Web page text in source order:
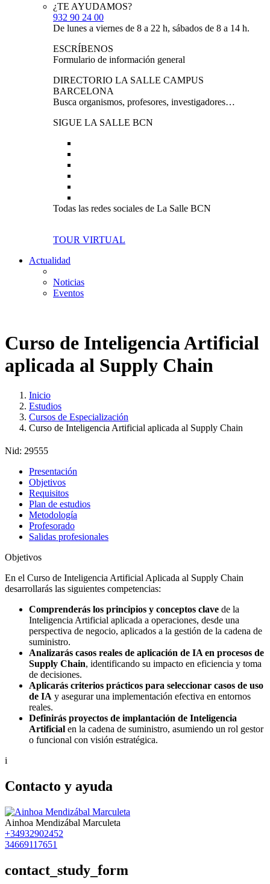
¿TE AYUDAMOS?
932 90 24 00
De lunes a viernes de 8 a 22 h, sábados de 8 a 14 h.
ESCRÍBENOS
Formulario de información general
DIRECTORIO LA SALLE CAMPUS
BARCELONA
Busca organismos, profesores, investigadores…
SIGUE LA SALLE BCN
Todas las redes sociales de La Salle BCN
TOUR VIRTUAL
Actualidad
Noticias
Eventos
Curso de Inteligencia Artificial
aplicada al Supply Chain
Inicio
Estudios
Cursos de Especialización
Curso de Inteligencia Artificial aplicada al Supply Chain
Nid: 29555
Presentación
Objetivos
Requisitos
Plan de estudios
Metodología
Profesorado
Salidas profesionales
Objetivos
En el Curso de Inteligencia Artificial Aplicada al Supply Chain
desarrollarás las siguientes competencias:
Comprenderás los principios y conceptos clave de la
Inteligencia Artificial aplicada a operaciones, desde una
perspectiva de negocio, aplicados a la gestión de la cadena de
suministro.
Analizarás casos reales de aplicación de IA en procesos de
Supply Chain, identificando su impacto en eficiencia y toma
de decisiones.
Aplicarás criterios prácticos para seleccionar casos de uso
de IA y asegurar una implementación efectiva en entornos
reales.
Definirás proyectos de implantación de Inteligencia
Artificial en la cadena de suministro, asumiendo un rol gestor
o funcional con visión estratégica.
i
Contacto y ayuda
Ainhoa Mendizábal Marculeta
+34932902452
34669117651
contact_study_form